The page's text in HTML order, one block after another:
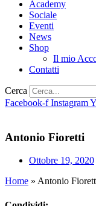
Academy
Sociale
Eventi
News
Shop
Il mio
Contatti
Cerca
Facebook-f Instagram
Antonio Fioretti
Ottobre 19, 2020
Home » Antonio